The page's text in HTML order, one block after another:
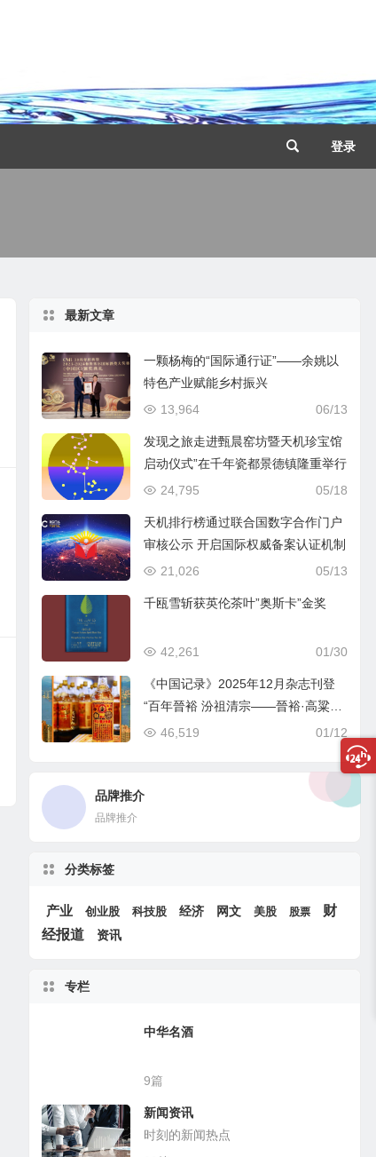
登录
最新文章
一颗杨梅的“国际通行证”——余姚以
特色产业赋能乡村振兴
06/13
13,964
发现之旅走进甄晨窑坊暨天机珍宝馆
启动仪式”在千年瓷都景德镇隆重举行
05/18
24,795
天机排行榜通过联合国数字合作门户
审核公示 开启国际权威备案认证机制
05/13
21,026
千瓯雪斩获英伦茶叶”奥斯卡”金奖
01/30
42,261
《中国记录》2025年12月杂志刊登
“百年晉裕 汾祖清宗——晉裕·高粱穗
商标品牌及晉裕汾酒公司”
01/12
46,519
品牌推介
品牌推介
分类标签
产业 创业股 科技股 经济 网文 美股 股票
财
经报道
资讯
专栏
中华名酒
9篇
新闻资讯
时刻的新闻热点